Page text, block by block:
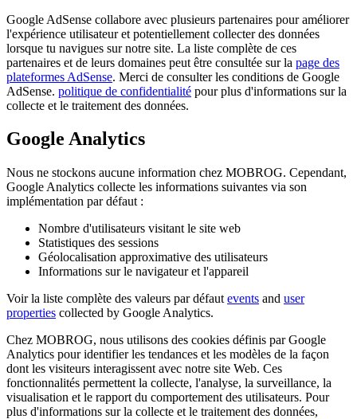
Google AdSense collabore avec plusieurs partenaires pour améliorer
l'expérience utilisateur et potentiellement collecter des données
lorsque tu navigues sur notre site. La liste complète de ces
partenaires et de leurs domaines peut être consultée sur la page des
plateformes AdSense. Merci de consulter les conditions de Google
AdSense. politique de confidentialité pour plus d'informations sur la
collecte et le traitement des données.
Google Analytics
Nous ne stockons aucune information chez MOBROG. Cependant,
Google Analytics collecte les informations suivantes via son
implémentation par défaut :
Nombre d'utilisateurs visitant le site web
Statistiques des sessions
Géolocalisation approximative des utilisateurs
Informations sur le navigateur et l'appareil
Voir la liste complète des valeurs par défaut events and user
properties collected by Google Analytics.
Chez MOBROG, nous utilisons des cookies définis par Google
Analytics pour identifier les tendances et les modèles de la façon
dont les visiteurs interagissent avec notre site Web. Ces
fonctionnalités permettent la collecte, l'analyse, la surveillance, la
visualisation et le rapport du comportement des utilisateurs. Pour
plus d'informations sur la collecte et le traitement des données,